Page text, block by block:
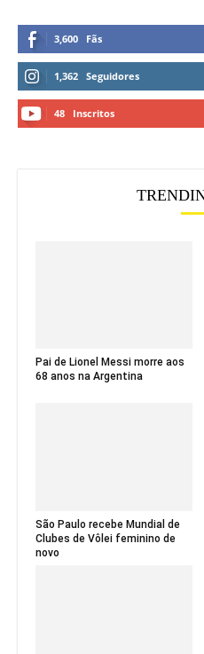
3,600 Fãs
1,362 Seguidores
48 Inscritos
Pai de Lionel Messi morre aos
68 anos na Argentina
São Paulo recebe Mundial de
Clubes de Vôlei feminino de
novo